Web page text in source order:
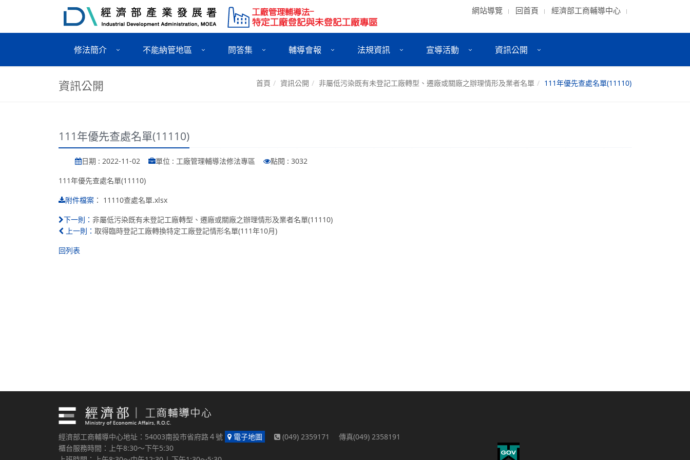
網站導覽 回首頁 經濟部工商輔導中心
修法簡介 不能納管地區 問答集 輔導會報 法規資訊 宣導活動 資訊公開
資訊公開 首頁 資訊公開 非屬低污染既有未登記工廠轉型、遷廠或關廠之辦理情形及業者名單 111年優先查處名單(11110)
111年優先查處名單(11110)
日期 : 2022-11-02 單位 : 工廠管理輔導法修法專區
點閱 : 3032
111年優先查處名單(11110)
附件檔案 ： 11110查處名單.xlsx
下一則： 非屬低污染既有未登記工廠轉型、遷廠或關廠之辦理情形及業者名單(11110)
上一則： 取得臨時登記工廠轉換特定工廠登記情形名單(111年10月)
回列表
經濟部工商輔導中心地址：54003南投市省府路４號 電子地圖
(049) 2359171 傳真(049) 2358191
櫃台服務時間：上午8:30～下午5:30